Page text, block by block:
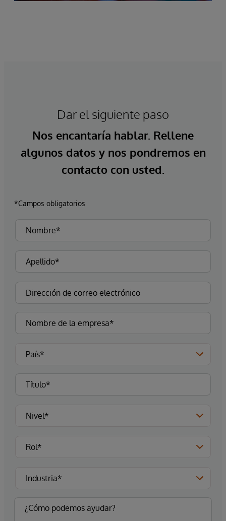
Dar el siguiente paso
Nos encantaría hablar. Rellene
algunos datos y nos pondremos en
contacto con usted.
*Campos obligatorios